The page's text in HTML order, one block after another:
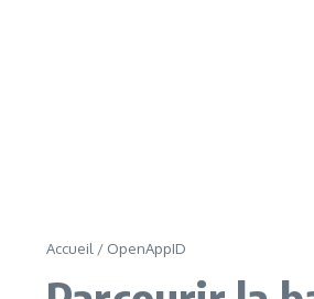
Accueil / OpenAppID